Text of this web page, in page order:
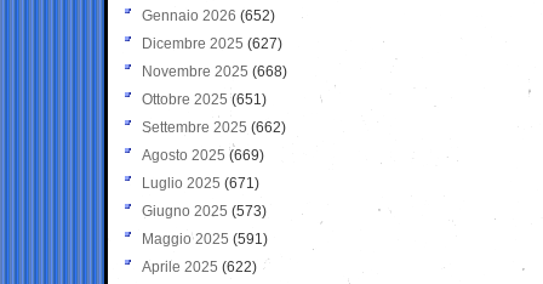
Gennaio 2026 (652)
Dicembre 2025 (627)
Novembre 2025 (668)
Ottobre 2025 (651)
Settembre 2025 (662)
Agosto 2025 (669)
Luglio 2025 (671)
Giugno 2025 (573)
Maggio 2025 (591)
Aprile 2025 (622)